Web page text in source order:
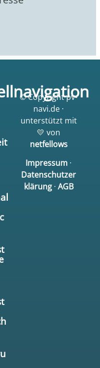
© Copyright pv-
navi.de ·
unterstützt mit
💛 von
netfellows
Impressum ·
Datenschutzer
klärung· AGB